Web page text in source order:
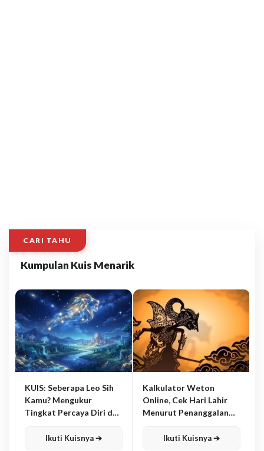
CARI TAHU
Kumpulan Kuis Menarik
KUIS: Seberapa Leo Sih
Kamu? Mengukur
Tingkat Percaya Diri dan
Ikuti Kuisnya ➔
Kalkulator Weton
Online, Cek Hari Lahir
Menurut Penanggalan
Ikuti Kuisnya ➔